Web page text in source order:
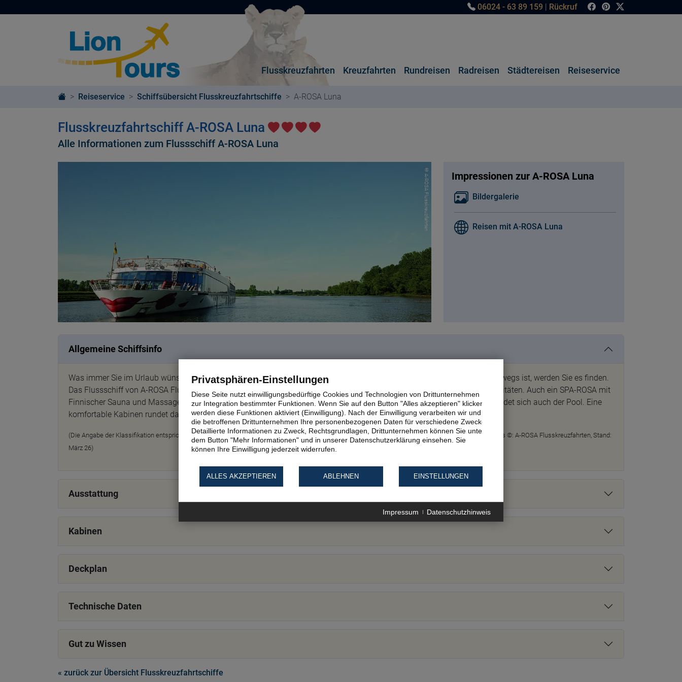
06024 - 63 89 159 | Rückruf
Flusskreuzfahrten Kreuzfahrten Rundreisen Radreisen Städtereisen Reiseservice
Reiseservice Schiffsübersicht Flusskreuzfahrtschiffe A-ROSA Luna
Flusskreuzfahrtschiff A-ROSA Luna
Alle Informationen zum Flussschiff A-ROSA Luna
© A-ROSA Flusskreuzfahrten Impressionen zur A-ROSA Luna
Bildergalerie
Reisen mit A-ROSA Luna
Allgemeine Schiffsinfo
Was immer Sie im Urlaub wünschen - an Bord der A-ROSA Luna, die auf der
im Süden Frankreichs unterwegs ist, werden Sie es finden.
Das Flussschiff von A-ROSA Flusskreuzfahrten bietet viel Platz für Entspannung und auch für unterschiedlichste Bordaktivitäten. Auch ein SPA-ROSA mit
Finnischer Sauna und Massage / Beauty ist an Bord - und natürlich ein weitläufiges Sonnendeck zum Verweilen. Hier befindet sich auch der Pool. Eine
komfortable Kabinen rundet das Reiseerlebnis mit A-ROSA Luna auf der Rhone ab.
(Die Angabe der Klassifikation entspricht der Einschätzung der Reederei. Dies ist keine offizielle Klassifizierung und dient lediglich als Anhaltspunkt. Fotos ©: A-ROSA Flusskreuzfahrten, Stand:
März 26)
Ausstattung
Kabinen
Deckplan
Technische Daten
Gut zu Wissen
« zurück zur Übersicht Flusskreuzfahrtschiffe
Privatsphären-Einstellungen
Diese Seite nutzt einwilligungsbedürftige Cookies und Technologien von Drittunternehmen
zur Integration bestimmter Funktionen. Wenn Sie auf den Button "Alles akzeptieren" klicken,
werden diese Funktionen aktiviert (Einwilligung). Nach der Einwilligung verarbeiten wir und
die betroffenen Drittunternehmen Ihre personenbezogenen Daten für verschiedene Zwecke.
Detaillierte Informationen zu Zweck, Rechtsgrundlagen, Drittunternehmen können Sie unter
dem Button "Mehr Informationen" und in unserer Datenschutzerklärung einsehen. Sie
können Ihre Einwilligung jederzeit widerrufen.
ALLES AKZEPTIEREN ABLEHNEN EINSTELLUNGEN
Impressum Datenschutzhinweis